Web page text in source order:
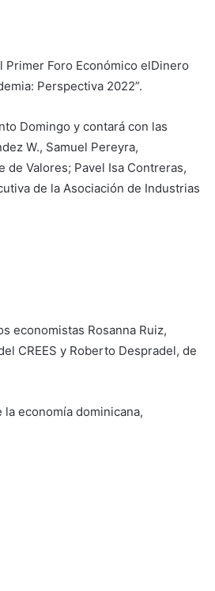
Foro Económico elDinero
Perspectiva 2022”.
Domingo y contará con las
W., Samuel Pereyra,
Valores; Pavel Isa Contreras,
de la Asociación de Industrias
economistas Rosanna Ruiz,
CREES y Roberto Despradel, de
economía dominicana,